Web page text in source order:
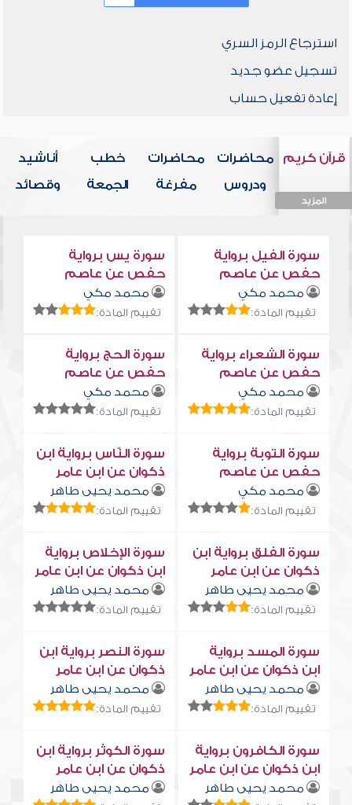
استرجاع الرمز السري
تسجيل عضو جديد
إعادة تفعيل حساب
قرآن كريم
المزيد
محاضرات
ودروس
محاضرات
مفرغة
خطب
الجمعة
أناشيد
وقصائد
سورة الفيل برواية
حفص عن عاصم
محمد مكي
تقييم المادة:
سورة يس برواية
حفص عن عاصم
محمد مكي
تقييم المادة:
سورة الشعراء برواية
حفص عن عاصم
محمد مكي
تقييم المادة:
سورة الحج برواية
حفص عن عاصم
محمد مكي
تقييم المادة:
سورة التوبة برواية
حفص عن عاصم
محمد مكي
تقييم المادة:
سورة النّاس برواية ابن
ذكوان عن ابن عامر
محمد يحيى طاهر
تقييم المادة:
سورة الفلق برواية ابن
ذكوان عن ابن عامر
محمد يحيى طاهر
تقييم المادة:
سورة الإخلاص برواية
ابن ذكوان عن ابن عامر
محمد يحيى طاهر
تقييم المادة:
سورة المسد برواية
ابن ذكوان عن ابن عامر
محمد يحيى طاهر
تقييم المادة:
سورة النصر برواية ابن
ذكوان عن ابن عامر
محمد يحيى طاهر
تقييم المادة:
سورة الكافرون برواية
ابن ذكوان عن ابن عامر
محمد يحيى طاهر
سورة الكوثر برواية ابن
ذكوان عن ابن عامر
محمد يحيى طاهر